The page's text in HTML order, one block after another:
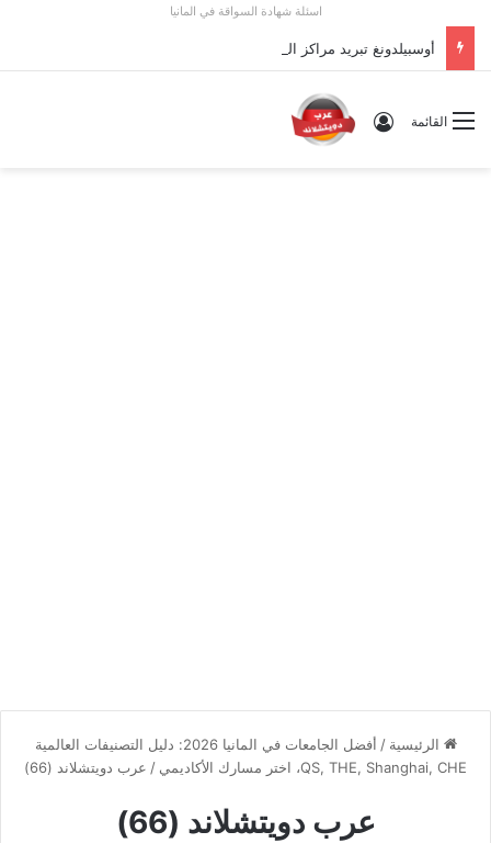
اسئلة شهادة السواقة في المانيا
أوسبيلدونغ تبريد مراكز البيانات في ألمانيا 2026: الأجور والشروط
القائمة تسجيل الدخول
الرئيسية /
أفضل الجامعات في المانيا 2026: دليل التصنيفات العالمية
QS, THE, Shanghai, CHE، اختر مسارك الأكاديمي
/ عرب دويتشلاند (66)
عرب دويتشلاند (66)